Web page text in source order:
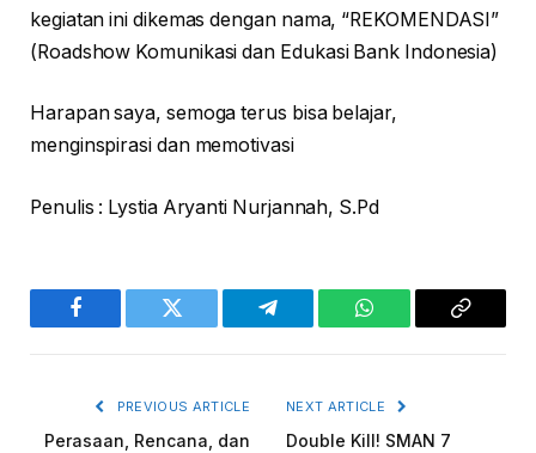
kegiatan ini dikemas dengan nama, “REKOMENDASI”
(Roadshow Komunikasi dan Edukasi Bank Indonesia)
Harapan saya, semoga terus bisa belajar,
menginspirasi dan memotivasi
Penulis : Lystia Aryanti Nurjannah, S.Pd
Facebook Twitter Telegram WhatsAppCopy
PREVIOUS ARTICLE
Perasaan, Rencana, dan
NEXT ARTICLE
Double Kill! SMAN 7